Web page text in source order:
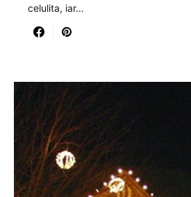
celulita, iar…